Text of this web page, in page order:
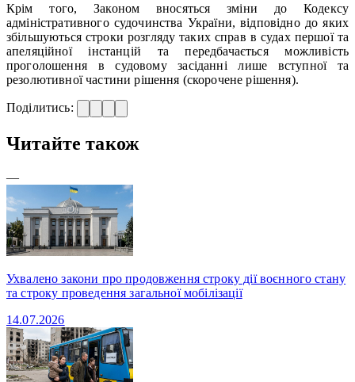
Крім того, Законом вносяться зміни до Кодексу
адміністративного судочинства України, відповідно до яких
збільшуються строки розгляду таких справ в судах першої та
апеляційної інстанцій та передбачається можливість
проголошення в судовому засіданні лише вступної та
резолютивної частини рішення (скорочене рішення).
Поділитись:
Читайте також
—
Ухвалено закони про продовження строку дії воєнного стану
та строку проведення загальної мобілізації
14.07.2026